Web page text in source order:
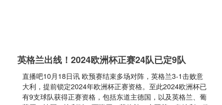
英格兰出线！2024欧洲杯正赛24队已定9队
直播吧10月18日讯 欧预赛结束多场对阵，英格兰3-1击败意
大利，提前锁定2024年欧洲杯正赛资格。至此2024欧洲杯已
有9支球队获得正赛资格，包括东道主德国，以及英格兰、葡